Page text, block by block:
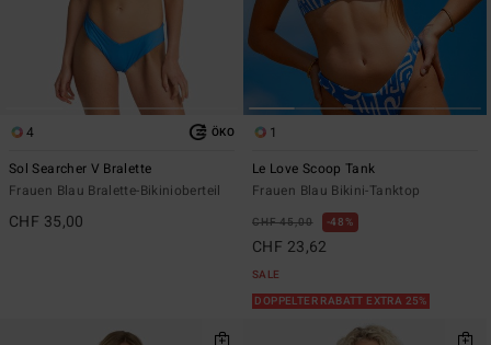
4 ÖKO
Sol Searcher V Bralette
Frauen Blau Bralette-Bikinioberteil
CHF 35,00
1
Le Love Scoop Tank
Frauen Blau Bikini-Tanktop
CHF 45,00 48%
CHF 23,62
SALE
DOPPELTER RABATT EXTRA 25%